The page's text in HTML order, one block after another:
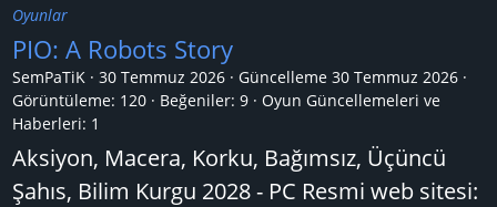
Oyunlar
PIO: A Robots Story
SemPaTiK 30 Temmuz 2026 Güncelleme 30 Temmuz 2026
Görüntüleme: 120
Beğeniler: 9
Oyun Güncellemeleri ve
Haberleri: 1
Aksiyon, Macera, Korku, Bağımsız, Üçüncü
Şahıs, Bilim Kurgu 2028 - PC Resmi web sitesi: